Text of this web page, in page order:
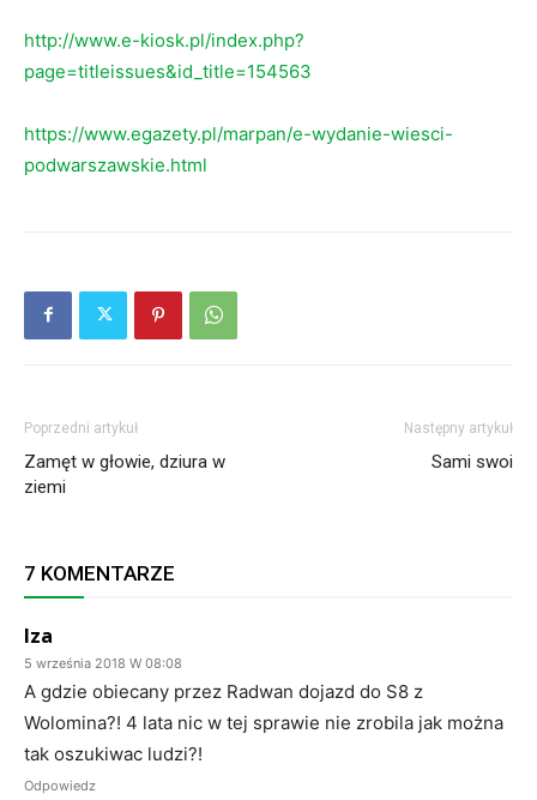
http://www.e-kiosk.pl/index.php?
page=titleissues&id_title=154563
https://www.egazety.pl/marpan/e-wydanie-wiesci-
podwarszawskie.html
Poprzedni artykuł
Zamęt w głowie, dziura w
ziemi
Następny artykuł
Sami swoi
7 KOMENTARZE
Iza
5 września 2018 W 08:08
A gdzie obiecany przez Radwan dojazd do S8 z
Wolomina?! 4 lata nic w tej sprawie nie zrobila jak można
tak oszukiwac ludzi?!
Odpowiedz